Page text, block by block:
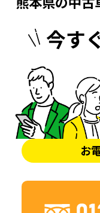
今す
お